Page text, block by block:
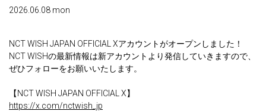
2026.06.08 mon
NCT WISH JAPAN OFFICIAL Xアカウントがオープンしました！
NCT WISHの最新情報は新アカウントより発信していきますので、
ぜひフォローをお願いいたします。
【NCT WISH JAPAN OFFICIAL X】
https://x.com/nctwish_jp